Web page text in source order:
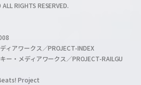
RIGHTS RESERVED.
ィアワークス／PROJECT-INDEX
ー・メディアワークス／PROJECT-RAILGU
Project